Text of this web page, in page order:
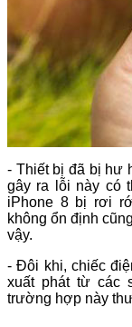
- Thiết bị đã bị hư
gây ra lỗi này có
iPhone 8 bị rơi
không ổn định
vậy.
- Đôi khi, chiếc
xuất phát từ các
trường hợp này